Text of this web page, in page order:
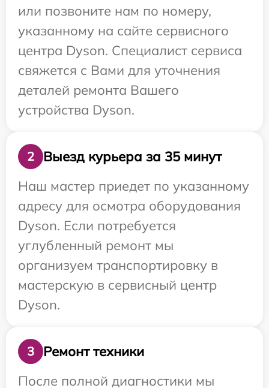
или позвоните нам по номеру,
указанному на сайте сервисного
центра Dyson. Специалист сервиса
свяжется с Вами для уточнения
деталей ремонта Вашего
устройства Dyson.
2
Выезд курьера за 35 минут
Наш мастер приедет по указанному
адресу для осмотра оборудования
Dyson. Если потребуется
углубленный ремонт мы
организуем транспортировку в
мастерскую в сервисный центр
Dyson.
3
Ремонт техники
После полной диагностики мы